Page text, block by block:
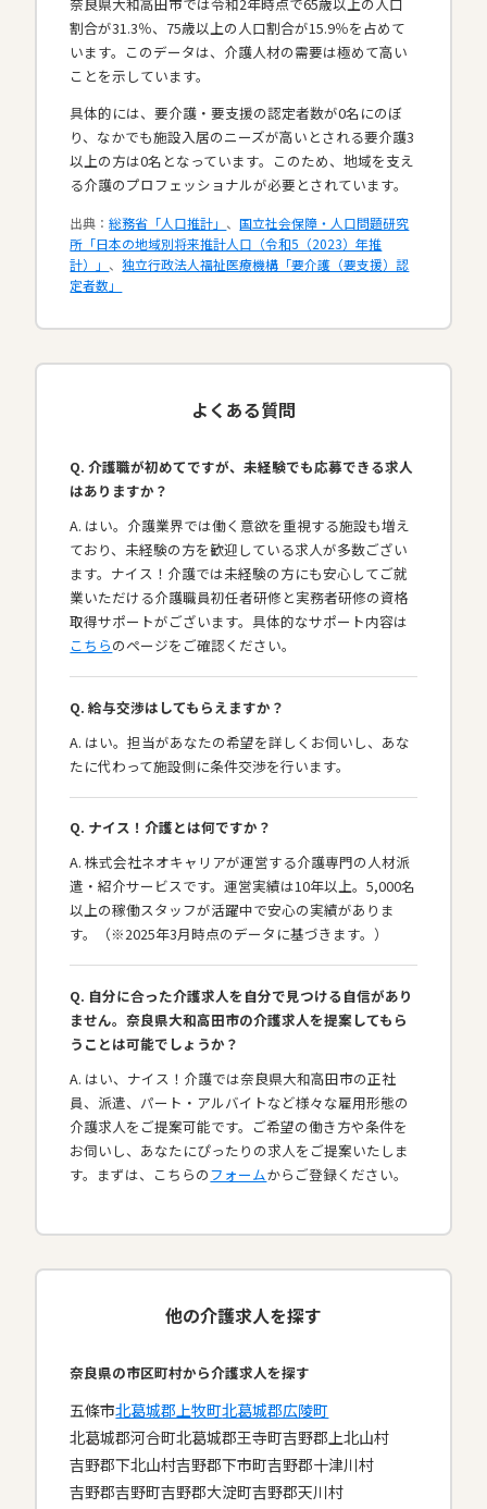
奈良県大和高田市では令和2年時点で65歳以上の人口
割合が31.3％、75歳以上の人口割合が15.9％を占めて
います。このデータは、介護人材の需要は極めて高い
ことを示しています。
具体的には、要介護・要支援の認定者数が0名にのぼ
り、なかでも施設入居のニーズが高いとされる要介護3
以上の方は0名となっています。このため、地域を支え
る介護のプロフェッショナルが必要とされています。​
出典：総務省「人口推計」 、国立社会保障・人口問題研究
所「日本の地域別将来推計人口（令和5（2023）年推
計）」 、独立行政法人福祉医療機構「要介護（要支援）認
定者数」
よくある質問
Q. 介護職が初めてですが、未経験でも応募できる求人
はありますか？
A. はい。介護業界では働く意欲を重視する施設も増え
ており、未経験の方を歓迎している求人が多数ござい
ます。ナイス！介護では未経験の方にも安心してご就
業いただける介護職員初任者研修と実務者研修の資格
取得サポートがございます。具体的なサポート内容は
こちらのページをご確認ください。
Q. 給与交渉はしてもらえますか？
A. はい。担当があなたの希望を詳しくお伺いし、あな
たに代わって施設側に条件交渉を行います。
Q. ナイス！介護とは何ですか？
A. 株式会社ネオキャリアが運営する介護専門の人材派
遣・紹介サービスです。運営実績は10年以上。5,000名
以上の稼働スタッフが活躍中で安心の実績がありま
す。（※2025年3月時点のデータに基づきます。）
Q. 自分に合った介護求人を自分で見つける自信があり
ません。奈良県大和高田市の介護求人を提案してもら
うことは可能でしょうか？
A. はい、ナイス！介護では奈良県大和高田市の正社
員、派遣、パート・アルバイトなど様々な雇用形態の
介護求人をご提案可能です。ご希望の働き方や条件を
お伺いし、あなたにぴったりの求人をご提案いたしま
す。まずは、こちらのフォームからご登録ください。
他の介護求人を探す
奈良県の市区町村から介護求人を探す
五條市北葛城郡上牧町北葛城郡広陵町
北葛城郡河合町北葛城郡王寺町吉野郡上北山村
吉野郡下北山村吉野郡下市町吉野郡十津川村
吉野郡吉野町吉野郡大淀町吉野郡天川村